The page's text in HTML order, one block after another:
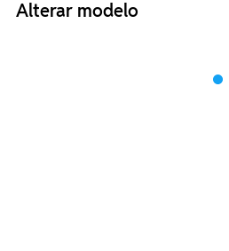
Alterar modelo